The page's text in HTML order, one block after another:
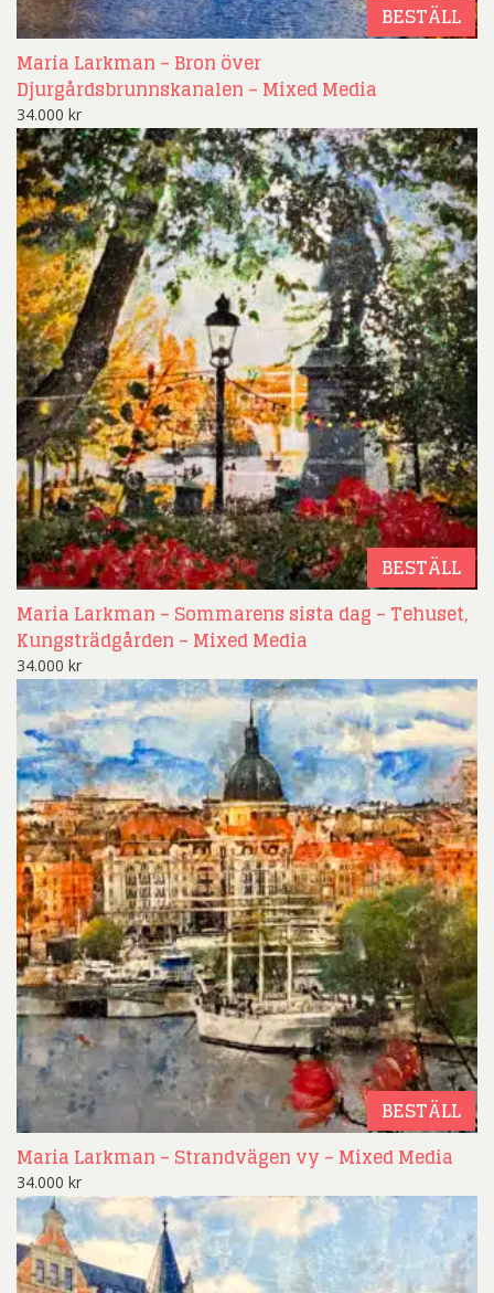
BESTÄLL
Maria Larkman – Bron över
Djurgårdsbrunnskanalen – Mixed Media
34.000 kr
BESTÄLL
Maria Larkman – Sommarens sista dag – Tehuset,
Kungsträdgården – Mixed Media
34.000 kr
BESTÄLL
Maria Larkman – Strandvägen vy – Mixed Media
34.000 kr